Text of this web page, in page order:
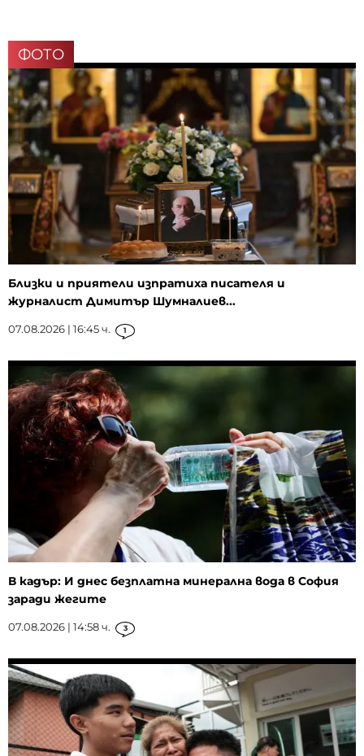
ФОТО
Близки и приятели изпратиха писателя и
журналист Димитър Шумналиев...
07.08.2026 | 16:45 ч. 1
В кадър: И днес безплатна минерална вода в София
заради жегите
07.08.2026 | 14:58 ч. 3